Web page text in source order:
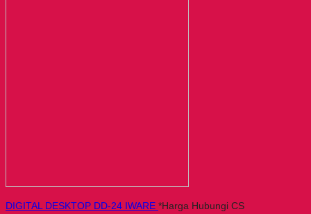
DIGITAL DESKTOP DD-24 IWARE *Harga Hubungi CS